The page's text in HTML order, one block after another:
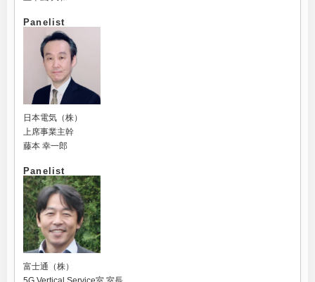
Panelist
日本電気（株）
上席事業主幹
藤本 幸一郎
Panelist
富士通（株）